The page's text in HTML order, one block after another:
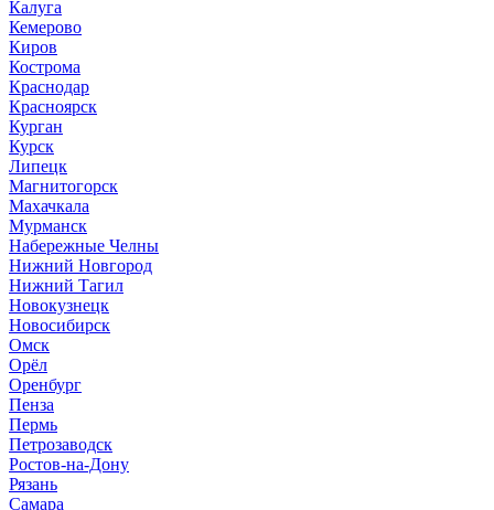
Калуга
Кемерово
Киров
Кострома
Краснодар
Красноярск
Курган
Курск
Липецк
Магнитогорск
Махачкала
Мурманск
Набережные Челны
Нижний Новгород
Нижний Тагил
Новокузнецк
Новосибирск
Омск
Орёл
Оренбург
Пенза
Пермь
Петрозаводск
Ростов-на-Дону
Рязань
Самара